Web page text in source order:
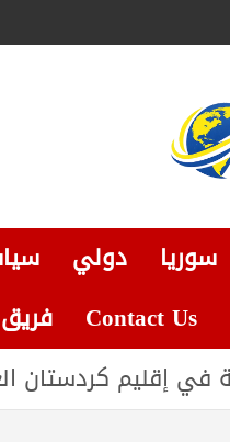
سوريا دولي
Contact Us فريق
في إقليم كردستان